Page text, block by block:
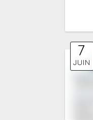
7
JUIN